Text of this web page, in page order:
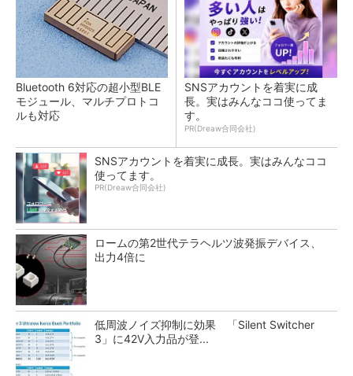
Bluetooth 6対応の超小型BLE
モジュール、マルチプロトコ
ルも対応
SNSアカウントを着実に成
長。実はみんなココ使ってま
す。
PR(Dreaw合同会社)
SNSアカウントを着実に成長。実はみんなココ
使ってます。
PR(Dreaw合同会社)
ロームの第2世代テラヘルツ波発振デバイス、
出力4倍に
低周波ノイズ抑制に効果 「Silent Switcher
3」に42V入力品が登...